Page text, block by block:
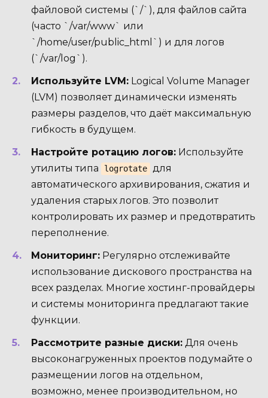
файловой системы (`/`), для файлов сайта
(часто `/var/www` или
`/home/user/public_html`) и для логов
(`/var/log`).
Используйте LVM: Logical Volume Manager
(LVM) позволяет динамически изменять
размеры разделов, что даёт максимальную
гибкость в будущем.
Настройте ротацию логов: Используйте
утилиты типа
logrotate для
автоматического архивирования, сжатия и
удаления старых логов. Это позволит
контролировать их размер и предотвратить
переполнение.
Мониторинг: Регулярно отслеживайте
использование дискового пространства на
всех разделах. Многие хостинг-провайдеры
и системы мониторинга предлагают такие
функции.
Рассмотрите разные диски: Для очень
высоконагруженных проектов подумайте о
размещении логов на отдельном,
возможно, менее производительном, но